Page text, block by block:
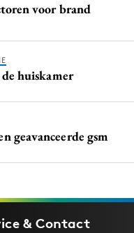
voor brand
huiskamer
geavanceerde gsm
& Contact